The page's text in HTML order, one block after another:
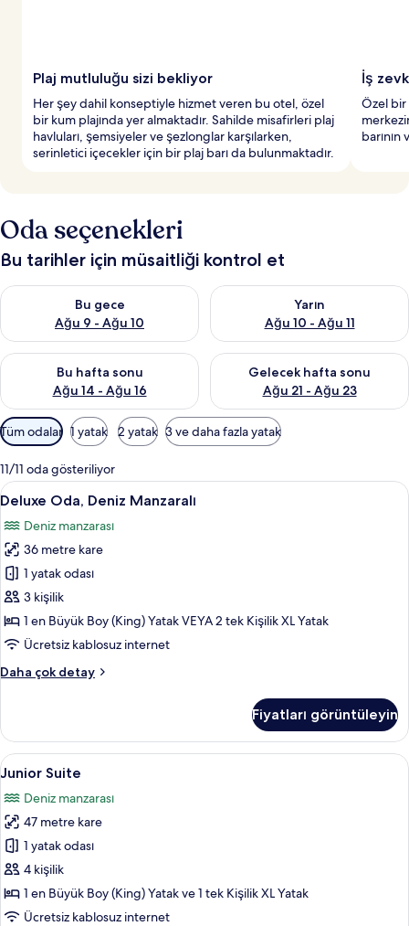
Plaj mutluluğu sizi bekliyor
Her şey dahil konseptiyle hizmet veren bu otel, özel
bir kum plajında yer almaktadır. Sahilde misafirleri plaj
havluları, şemsiyeler ve şezlonglar karşılarken,
serinletici içecekler için bir plaj barı da bulunmaktadır.
İş
Özel bir
barının
Oda seçenekleri
Bu tarihler için müsaitliği kontrol et
Bu gece
Ağu 9 - Ağu 10
Bu gece için müsaitliği kontrol et Ağu 9 - Ağu 10
Yarın
Ağu 10 - Ağu 11
Yarın için müsaitliği kontrol et
Bu hafta sonu
Ağu 14 - Ağu 16
Bu hafta sonu için müsaitliği kontrol et Ağu 14 - Ağu 16
Gelecek hafta sonu
Ağu 21 - Ağu 23
Önümüzdeki hafta sonu için
Odalar
için
mevcut
filtreler
Tüm odalar 1 yatak 2 yatak 3 ve daha fazla yatak
11/11 oda gösteriliyor
Deluxe
Oda,
Deniz
Manzaralı
için
tüm
fotoğrafları
görün
Deluxe Oda, Deniz Manzaralı |
5
Deluxe Oda, Deniz Manzaralı
Deniz manzarası
36 metre kare
1 yatak odası
3 kişilik
1 en Büyük Boy (King) Yatak VEYA 2 tek Kişilik XL Yatak
Ücretsiz kablosuz internet
Daha çok detay
Deluxe
hakkında
daha
fazla
Fiyatları görüntüleyin
Junior
Suite
için
tüm
fotoğrafları
görün
Junior Suite | Kaliteli yatak takımı,
7
Junior Suite
Deniz manzarası
47 metre kare
1 yatak odası
4 kişilik
1 en Büyük Boy (King) Yatak ve 1 tek Kişilik XL Yatak
Ücretsiz kablosuz internet